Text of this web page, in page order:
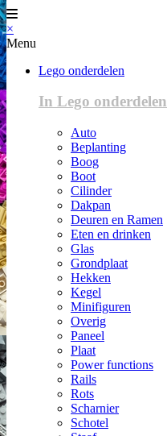
×
Menu
Lego onderdelen
In Lego onderdelen
Auto
Beplanting
Boog
Boot
Cilinder
Dakpan
Deuren en Ramen
Eten en drinken
Glas
Grondplaat
Hekken
Kegel
Minifiguren
Overig
Paneel
Plaat
Power functions
Rails
Rots
Scharnier
Schotel